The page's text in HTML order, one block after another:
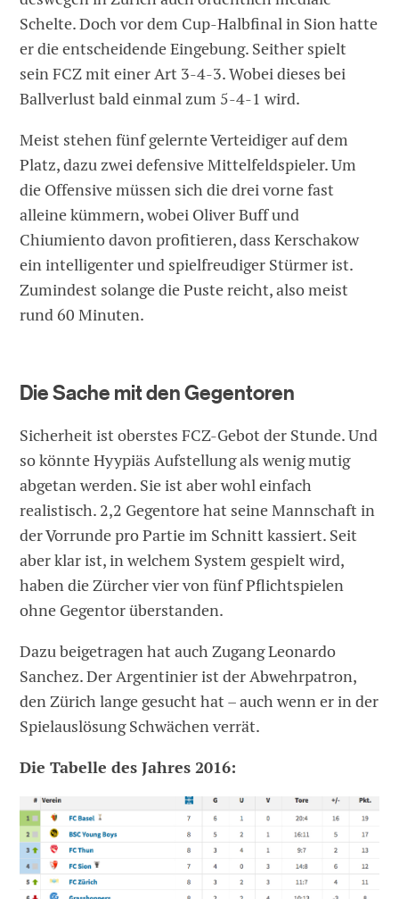
Schelte. Doch vor dem Cup-Halbfinal in Sion hatte
er die entscheidende Eingebung. Seither spielt
sein FCZ mit einer Art 3-4-3. Wobei dieses bei
Ballverlust bald einmal zum 5-4-1 wird.
Meist stehen fünf gelernte Verteidiger auf dem
Platz, dazu zwei defensive Mittelfeldspieler. Um
die Offensive müssen sich die drei vorne fast
alleine kümmern, wobei Oliver Buff und
Chiumiento davon profitieren, dass Kerschakow
ein intelligenter und spielfreudiger Stürmer ist.
Zumindest solange die Puste reicht, also meist
rund 60 Minuten.
Die Sache mit den Gegentoren
Sicherheit ist oberstes FCZ-Gebot der Stunde. Und
so könnte Hyypiäs Aufstellung als wenig mutig
abgetan werden. Sie ist aber wohl einfach
realistisch. 2,2 Gegentore hat seine Mannschaft in
der Vorrunde pro Partie im Schnitt kassiert. Seit
aber klar ist, in welchem System gespielt wird,
haben die Zürcher vier von fünf Pflichtspielen
ohne Gegentor überstanden.
Dazu beigetragen hat auch Zugang Leonardo
Sanchez. Der Argentinier ist der Abwehrpatron,
den Zürich lange gesucht hat – auch wenn er in der
Spielauslösung Schwächen verrät.
Die Tabelle des Jahres 2016: